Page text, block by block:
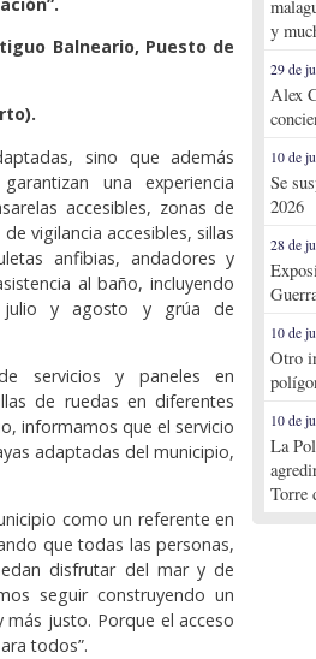
Balneario, Puesto de
sino que además
una experiencia
accesibles, zonas de
vigilancia accesibles, sillas
anfibias, andadores y
al baño, incluyendo
julio y agosto y grúa de
servicios y paneles en
de ruedas en diferentes
informamos que el servicio
adaptadas del municipio,
como un referente en
que todas las personas,
disfrutar del mar y de
seguir construyendo un
justo. Porque el acceso
todos”.
y
29 de
Alex
10 de
Se
2026
28 de
10 de
Otro
10 de
La
Torre